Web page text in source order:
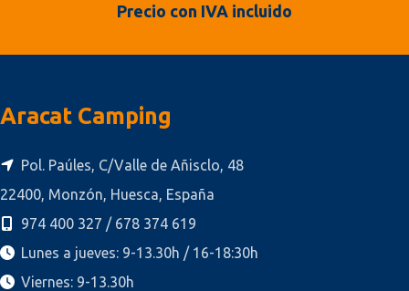
Precio con IVA incluido
Aracat Camping
Pol. Paúles, C/Valle de Añisclo, 48
22400, Monzón, Huesca, España
974 400 327 / 678 374 619
Lunes a jueves: 9-13.30h / 16-18:30h
Viernes: 9-13.30h